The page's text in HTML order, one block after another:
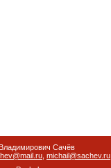
Сачёв
michail@sachev.ru